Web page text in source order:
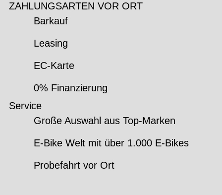
ZAHLUNGSARTEN VOR ORT
Barkauf
Leasing
EC-Karte
0% Finanzierung
Service
Große Auswahl aus Top-Marken
E-Bike Welt mit über 1.000 E-Bikes
Probefahrt vor Ort